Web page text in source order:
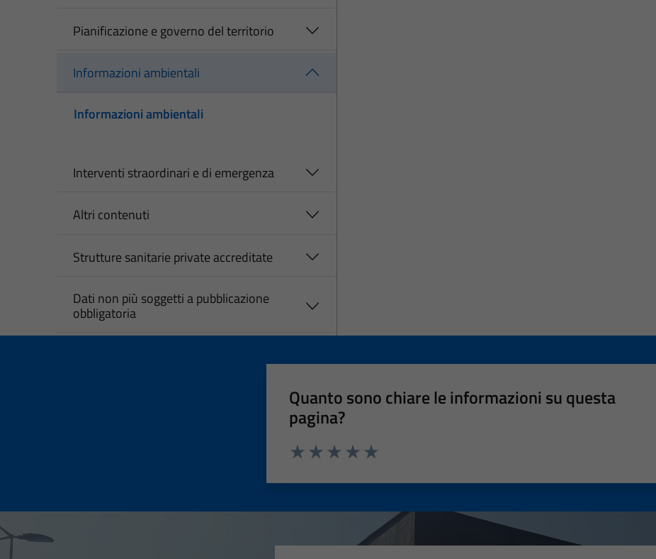
Pianificazione e governo del territorio
Informazioni ambientali
Informazioni ambientali
Interventi straordinari e di emergenza
Altri contenuti
Strutture sanitarie private accreditate
Dati non più soggetti a pubblicazione
obbligatoria
Quanto sono chiare le informazioni su questa
pagina?